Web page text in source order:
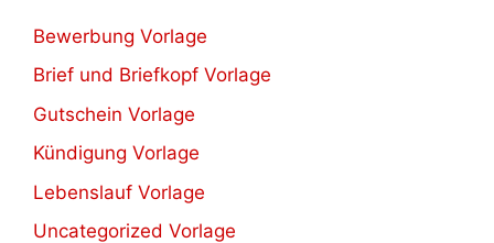
Bewerbung Vorlage
Brief und Briefkopf Vorlage
Gutschein Vorlage
Kündigung Vorlage
Lebenslauf Vorlage
Uncategorized Vorlage